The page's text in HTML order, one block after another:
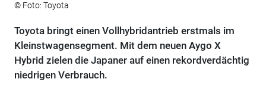
© Foto: Toyota
Toyota bringt einen Vollhybridantrieb erstmals im
Kleinstwagensegment. Mit dem neuen Aygo X
Hybrid zielen die Japaner auf einen rekordverdächtig
niedrigen Verbrauch.